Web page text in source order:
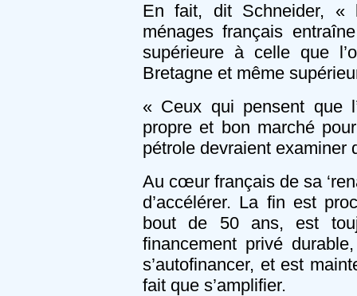
En fait, dit Schneider, «
ménages français
supérieure à celle que
Bretagne et même
« Ceux qui pensent que
propre et bon marché
pétrole devraient examiner
Au cœur français de sa
d’accélérer. La fin est
bout de 50 ans, est
financement privé
s’autofinancer, et est
fait que s’amplifier.